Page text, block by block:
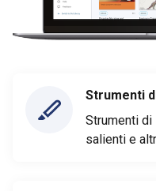
Strumenti
Strumenti
salienti e